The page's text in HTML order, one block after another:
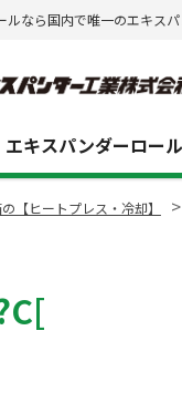
ルなら国内で唯一のエキス
エキスパンダーロー
【ヒートプレス・冷却】 >